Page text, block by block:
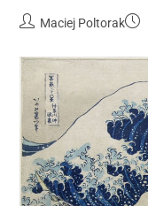
Maciej Poltorak